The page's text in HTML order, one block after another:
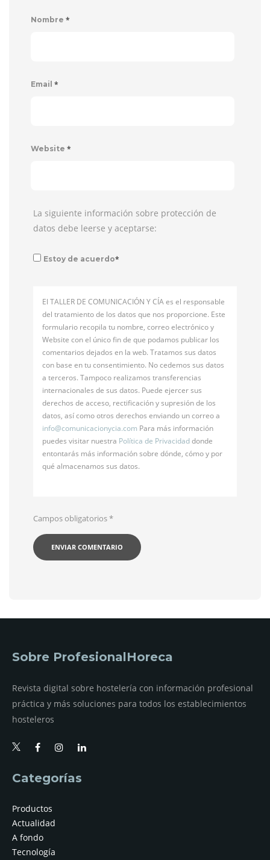
Nombre *
Email *
Website *
La siguiente información sobre protección de
datos debe leerse y aceptarse:
Estoy de acuerdo*
El TALLER DE COMUNICACIÓN Y CÍA es el responsable
del tratamiento de los datos que nos proporcione. Este
formulario recopila tu nombre, correo electrónico y
Website con el único fin de que podamos publicar los
comentarios dejados en la web. Tratamos sus datos
con base en tu consentimiento. No cedemos sus datos
a terceros. Tampoco realizamos transferencias
internacionales de sus datos. Puede ejercer sus
derechos de acceso, rectificación y supresión de los
datos, así como otros derechos enviando un correo a
info@comunicacionycia.com Para más información
puedes visitar nuestra Política de Privacidaddonde
entontarás más información sobre dónde, cómo y por
qué almacenamos sus datos.
Campos obligatorios*
Sobre ProfesionalHoreca
Revista digital sobre hostelería con información profesional
práctica y más soluciones para todos los establecimientos
hosteleros
Categorías
Productos
Actualidad
A fondo
Tecnología